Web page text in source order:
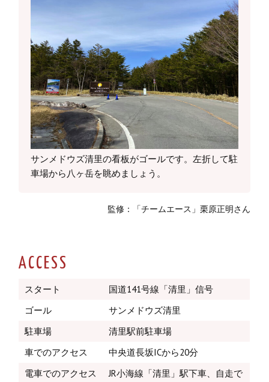
サンメドウズ清里の看板がゴールです。左折して駐
車場から八ヶ岳を眺めましょう。
監修：「チームエース」栗原正明さん
ACCESS
スタート
国道141号線「清里」信号
ゴール
サンメドウズ清里
駐車場
清里駅前駐車場
車でのアクセス
中央道長坂ICから20分
電車でのアクセス
JR小海線「清里」駅下車、自走で